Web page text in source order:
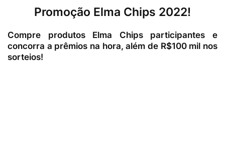
Promoção Elma Chips 2022!
Compre produtos Elma Chips participantes e
concorra a prêmios na hora, além de R$100 mil nos
sorteios!